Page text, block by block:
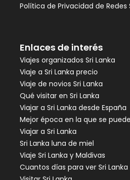
Política de Privacidad de Redes
Enlaces de interés
Viajes organizados Sri Lanka
Viaje a Sri Lanka precio
Viaje de novios Sri Lanka
Qué visitar en Sri Lanka
Viajar a Sri Lanka desde España
Mejor época en la que se
Viajar a Sri Lanka
Sri Lanka luna de miel
Viaje Sri Lanka y Maldivas
Cuantos días para ver Sri Lanka